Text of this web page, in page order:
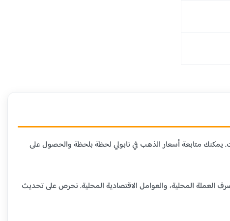
يمكنك متابعة أسعار الذهب في نابولي لحظة بلحظة والحصول على
العملة المحلية، والعوامل الاقتصادية المحلية. نحرص على تحديث